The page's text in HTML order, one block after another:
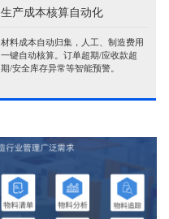
生产成本核算自动化
材料成本自动归集，人工、制造费用
一键自动核算。订单超期/应收款超
期/安全库存异常等智能预警。